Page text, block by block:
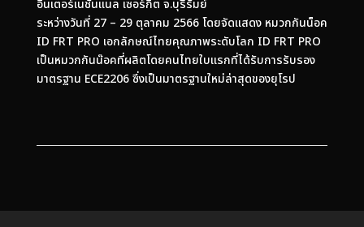
อินเตอร์เนชั่นแนล เซอร์กิต จ.บุรีรัมย์
ระหว่างวันที่ 27 – 29 ตุลาคม 2566 โดยจัดแสดง หมวกกันน็อค
ID FRT PRO เอกลักษณ์ไทยคุณภาพระดับโลก ID FRT PRO
เป็นหมวกกันน๊อคที่ผลิตโดยคนไทยใบแรกที่ได้รับการรับรอง
มาตรฐาน ECE2206 ซึ่งเป็นมาตรฐานใหม่ล่าสุดของยุโรป